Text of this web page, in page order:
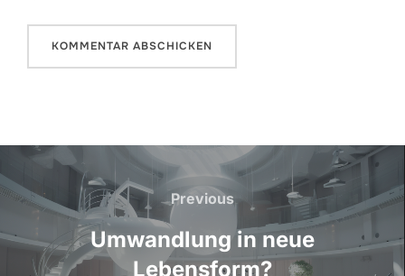
Beitrags-
Navigation
Previous
Previous
Umwandlung in neue
Lebensform?